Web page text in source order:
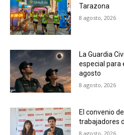
Tarazona
8 agosto, 2026
La Guardia
especial para
agosto
8 agosto, 2026
El convenio
trabajadores
8 agosto, 2026